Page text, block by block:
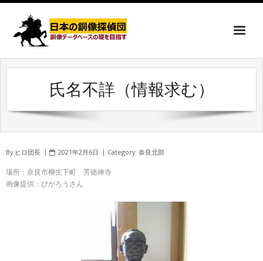
氏名不詳（情報求む）
By ヒロ団長 2021年2月6日 Category: 奈良北部
場所：奈良市柳生下町 芳徳禅寺
画像提供：びがろうさん